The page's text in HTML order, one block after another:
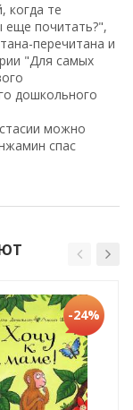
когда те
почитать?",
перечитана и
"Для самых
дошкольного
можно
спас
-24%